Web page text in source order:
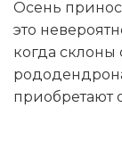
Осень
это
когда
приобретают